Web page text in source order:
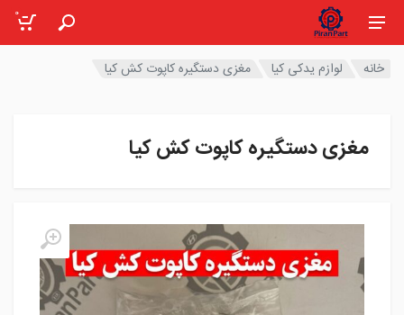
0
خانه لوازم یدکی کیا مغزی دستگیره کاپوت کش کیا
مغزی دستگیره کاپوت کش کیا